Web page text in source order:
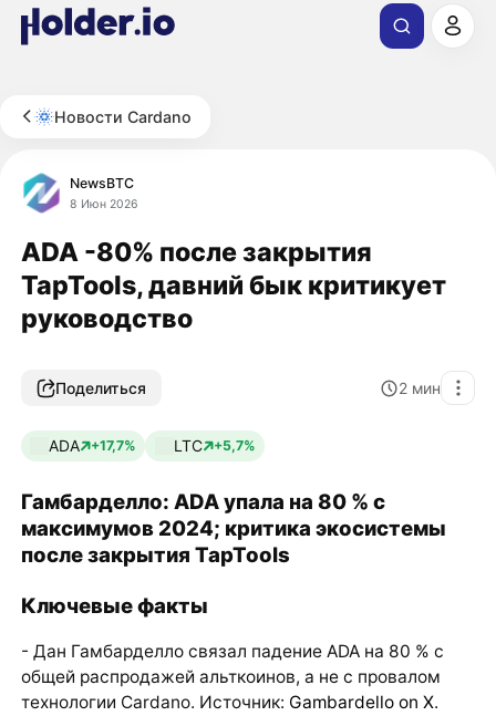
Новости Cardano
NewsBTC
8 Июн 2026
ADA -80% после закрытия
TapTools, давний бык критикует
руководство
Поделиться 2 мин
ADA +17,7% LTC +5,7%
Гамбарделло: ADA упала на 80 % с
максимумов 2024; критика экосистемы
после закрытия TapTools
Ключевые факты
- Дан Гамбарделло связал падение ADA на 80 % с
общей распродажей альткоинов, а не с провалом
технологии Cardano. Источник: Gambardello on X.